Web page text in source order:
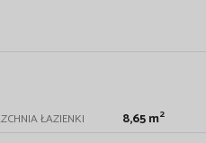
ŁAZIENKI 8,65 m2